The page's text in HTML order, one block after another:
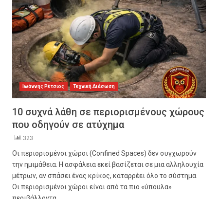
Ιωάννης Ρέτσιος Τεχνική Διάσωση
10 συχνά λάθη σε περιορισμένους χώρους
που οδηγούν σε ατύχημα
323
Οι περιορισμένοι χώροι (Confined Spaces) δεν συγχωρούν
την ημιμάθεια. Η ασφάλεια εκεί βασίζεται σε μια αλληλουχία
μέτρων, αν σπάσει ένας κρίκος, καταρρέει όλο το σύστημα.
Οι περιορισμένοι χώροι είναι από τα πιο «ύπουλα»